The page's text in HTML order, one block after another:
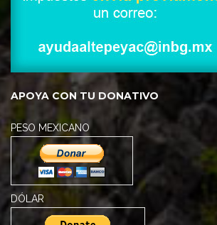
APOYA CON TU DONATIVO
PESO MEXICANO
DÓLAR